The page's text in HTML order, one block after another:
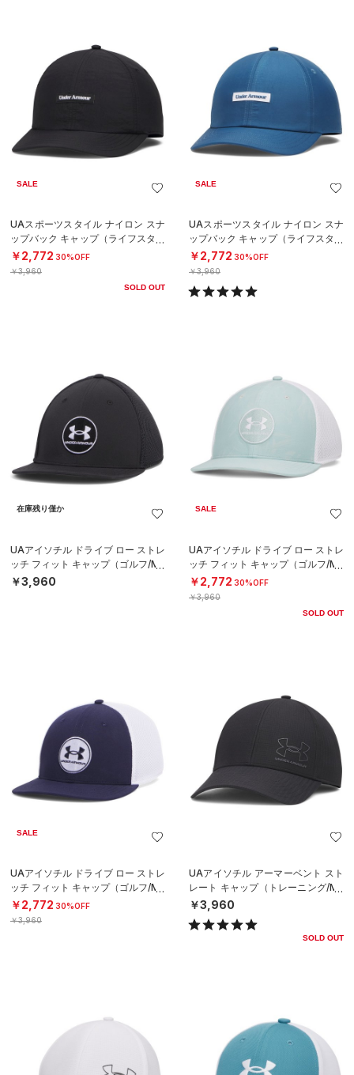
SALE
UAスポーツスタイル ナイロン スナ
ップバック キャップ（ライフスタイ
ル/MEN）
￥2,772 30%OFF
￥3,960
SOLD OUT
SALE
UAスポーツスタイル ナイロン スナ
ップバック キャップ（ライフスタイ
ル/MEN）
￥2,772 30%OFF
￥3,960
在庫残り僅か
UAアイソチル ドライブ ロー ストレ
ッチ フィット キャップ（ゴルフ/ME
N）
￥3,960
SALE
UAアイソチル ドライブ ロー ストレ
ッチ フィット キャップ（ゴルフ/ME
N）
￥2,772 30%OFF
￥3,960
SOLD OUT
SALE
UAアイソチル ドライブ ロー ストレ
ッチ フィット キャップ（ゴルフ/ME
N）
￥2,772 30%OFF
￥3,960
UAアイソチル アーマーベント スト
レート キャップ（トレーニング/ME
N）
￥3,960
SOLD OUT